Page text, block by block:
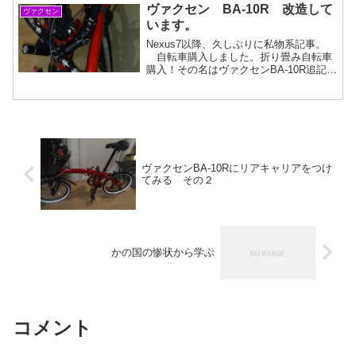
LINEの一体型クランクセット。アウター
53T、インナー3...
ヴァクセン
ヴァクセン BA-10R 改造して
います。
Nexus7以降、久しぶりに私物系記事。
自転車購入しました。折り畳み自転車
購入！その名はヴァクセンBA-10R追記※
ヴァクセンBA‐10Rにリアキャリアをつけ
てみる その２
かの国の惨状から学ぶ
コメント